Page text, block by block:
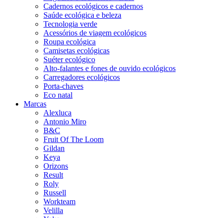
Cadernos ecológicos e cadernos
Saúde ecológica e beleza
Tecnologia verde
Acessórios de viagem ecológicos
Roupa ecológica
Camisetas ecológicas
Suéter ecológico
Alto-falantes e fones de ouvido ecológicos
Carregadores ecológicos
Porta-chaves
Eco natal
Marcas
Alexluca
Antonio Miro
B&C
Fruit Of The Loom
Gildan
Keya
Orizons
Result
Roly
Russell
Workteam
Velilla